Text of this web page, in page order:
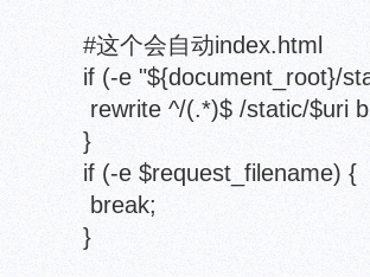
#这个会自动index.html
if (-e "${document_root}/
rewrite ^/(.*)$ /static/$uri
}
if (-e $request_filename) {
break;
}